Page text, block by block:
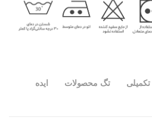
تکمیلی تگ محصولات ایده